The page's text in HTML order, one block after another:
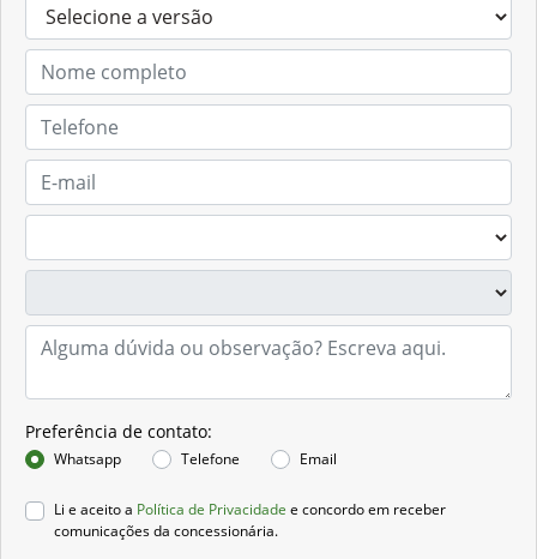
Preferência de contato:
Whatsapp Telefone Email
Li e aceito a Política de Privacidade e concordo em receber
comunicações da concessionária.